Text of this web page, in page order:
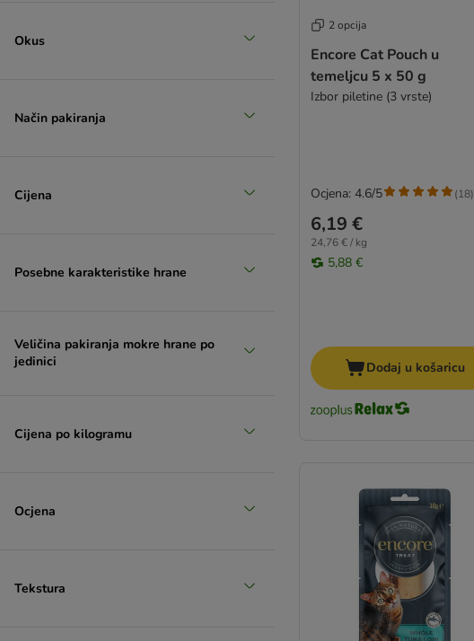
Okus
Način pakiranja
Cijena
Posebne karakteristike hrane
Veličina pakiranja mokre hrane po
jedinici
Cijena po kilogramu
Ocjena
Tekstura
2 opcija
Encore Cat Pouch u
temeljcu 5 x 50 g
Izbor piletine (3 vrste)
6,19 €
24,76 € / kg
5,88 €
Ocjena: 4.6/5 (18)
Dodaj u košaricu